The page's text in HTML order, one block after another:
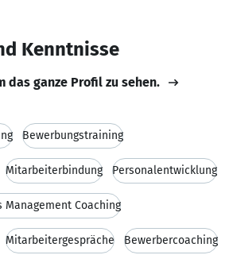
Kenntnisse
das ganze Profil zu sehen.
Bewerbungstraining
Mitarbeiterbindung Personalentwicklung
Management Coaching
Mitarbeitergespräche Bewerbercoaching